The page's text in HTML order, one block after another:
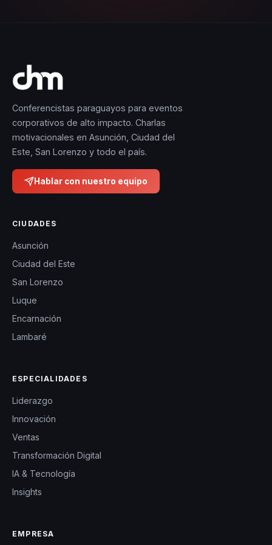
Conferencistas paraguayos para eventos
corporativos de alto impacto. Charlas
motivacionales en Asunción, Ciudad del
Este, San Lorenzo y todo el país.
Hablar con nuestro equipo
CIUDADES
Asunción
Ciudad del Este
San Lorenzo
Luque
Encarnación
Lambaré
ESPECIALIDADES
Liderazgo
Innovación
Ventas
Transformación Digital
IA & Tecnología
Insights
EMPRESA